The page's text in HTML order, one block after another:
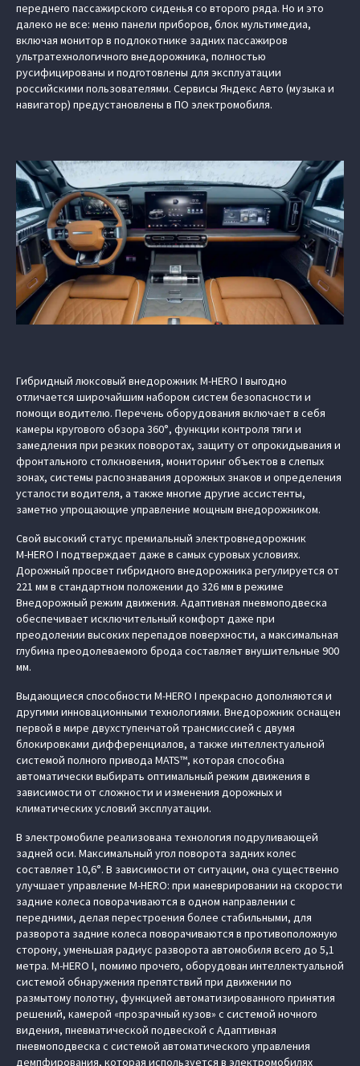
переднего пассажирского сиденья со второго ряда. Но и это
далеко не все: меню панели приборов, блок мультимедиа,
включая монитор в подлокотнике задних пассажиров
ультратехнологичного внедорожника, полностью
русифицированы и подготовлены для эксплуатации
российскими пользователями. Сервисы Яндекс Авто (музыка и
навигатор) предустановлены в ПО электромобиля.
Гибридный люксовый внедорожник M‑HERO I выгодно
отличается широчайшим набором систем безопасности и
помощи водителю. Перечень оборудования включает в себя
камеры кругового обзора 360°, функции контроля тяги и
замедления при резких поворотах, защиту от опрокидывания и
фронтального столкновения, мониторинг объектов в слепых
зонах, системы распознавания дорожных знаков и определения
усталости водителя, а также многие другие ассистенты,
заметно упрощающие управление мощным внедорожником.
Свой высокий статус премиальный электровнедорожник
M‑HERO I подтверждает даже в самых суровых условиях.
Дорожный просвет гибридного внедорожника регулируется от
221 мм в стандартном положении до 326 мм в режиме
Внедорожный режим движения. Адаптивная пневмоподвеска
обеспечивает исключительный комфорт даже при
преодолении высоких перепадов поверхности, а максимальная
глубина преодолеваемого брода составляет внушительные 900
мм.
Выдающиеся способности M‑HERO I прекрасно дополняются и
другими инновационными технологиями. Внедорожник оснащен
первой в мире двухступенчатой трансмиссией с двумя
блокировками дифференциалов, а также интеллектуальной
системой полного привода MATS™, которая способна
автоматически выбирать оптимальный режим движения в
зависимости от сложности и изменения дорожных и
климатических условий эксплуатации.
В электромобиле реализована технология подруливающей
задней оси. Максимальный угол поворота задних колес
составляет 10,6°. В зависимости от ситуации, она существенно
улучшает управление M‑HERO: при маневрировании на скорости
задние колеса поворачиваются в одном направлении с
передними, делая перестроения более стабильными, для
разворота задние колеса поворачиваются в противоположную
сторону, уменьшая радиус разворота автомобиля всего до 5,1
метра. M‑HERO I, помимо прочего, оборудован интеллектуальной
системой обнаружения препятствий при движении по
размытому полотну, функцией автоматизированного принятия
решений, камерой «прозрачный кузов» с системой ночного
видения, пневматической подвеской с Адаптивная
пневмоподвеска с системой автоматического управления
демпфирования, которая используется в электромобилях